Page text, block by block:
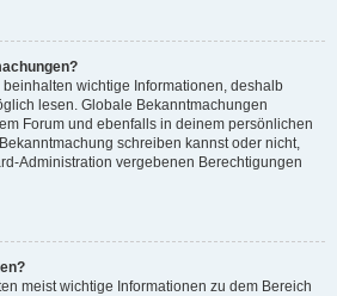
wichtige Informationen, deshalb
lesen. Globale Bekanntmachungen
Forum und ebenfalls in deinem persönlichen
schreiben kannst oder nicht,
Administration vergebenen Berechtigungen
meist wichtige Informationen zu dem Bereich